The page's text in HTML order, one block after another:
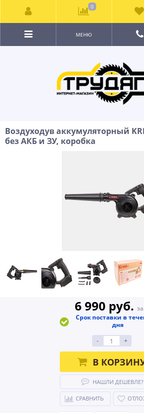
МЕНЮ
Воздуходув аккумуляторный
без АКБ и ЗУ, коробка
6 990 руб.
Срок поставки в
дня
-
+
В
НАШЛИ ДЕШЕВЛЕ?
СРАВНИТЬ
0